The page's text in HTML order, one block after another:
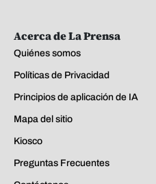
Acerca de La Prensa
Quiénes somos
Políticas de Privacidad
Principios de aplicación de IA
Mapa del sitio
Kiosco
Preguntas Frecuentes